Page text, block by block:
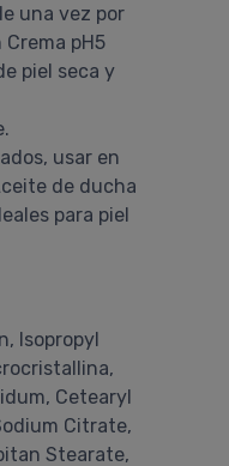
una vez por
pH5
piel seca y
usar en
de ducha
para piel
Isopropyl
Cetearyl
Citrate,
Stearate,